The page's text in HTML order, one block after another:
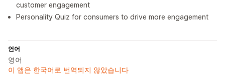
customer engagement
Personality Quiz for consumers to drive more engagement
언어
영어
이 앱은 한국어로 번역되지 않았습니다